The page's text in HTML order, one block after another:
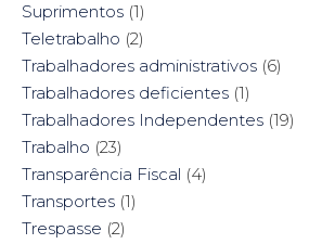
Suprimentos (1)
Teletrabalho (2)
Trabalhadores administrativos (6)
Trabalhadores deficientes (1)
Trabalhadores Independentes (19)
Trabalho (23)
Transparência Fiscal (4)
Transportes (1)
Trespasse (2)